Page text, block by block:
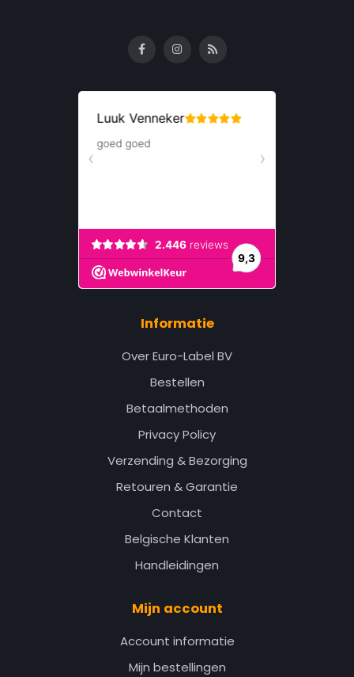
Informatie
Over Euro-Label BV
Bestellen
Betaalmethoden
Privacy Policy
Verzending & Bezorging
Retouren & Garantie
Contact
Belgische Klanten
Handleidingen
Mijn account
Account informatie
Mijn bestellingen